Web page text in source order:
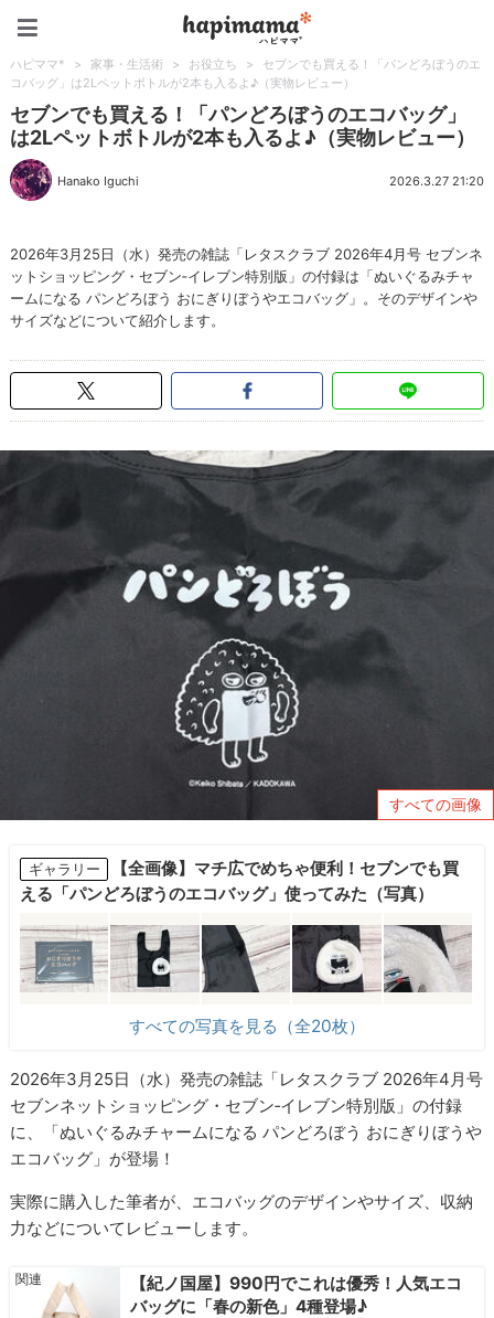
ハピママ* > 家事・生活術 > お役立ち >
セブンでも買える！「パンどろぼうのエ
コバッグ」は2Lペットボトルが2本も入るよ♪（実物レビュー）
セブンでも買える！「パンどろぼうのエコバッグ」
は2Lペットボトルが2本も入るよ♪（実物レビュー）
Hanako Iguchi 2026.3.27 21:20
2026年3月25日（水）発売の雑誌「レタスクラブ 2026年4月号 セブンネ
ットショッピング・セブン‐イレブン特別版」の付録は「ぬいぐるみチャ
ームになる パンどろぼう おにぎりぼうやエコバッグ」。そのデザインや
サイズなどについて紹介します。
すべての画像
ギャラリー
【全画像】マチ広でめちゃ便利！セブンでも買
える「パンどろぼうのエコバッグ」使ってみた（写真）
すべての写真を見る（全20枚）
2026年3月25日（水）発売の雑誌「レタスクラブ 2026年4月号
セブンネットショッピング・セブン‐イレブン特別版」の付録
に、「ぬいぐるみチャームになる パンどろぼう おにぎりぼうや
エコバッグ」が登場！
実際に購入した筆者が、エコバッグのデザインやサイズ、収納
力などについてレビューします。
【紀ノ国屋】990円でこれは優秀！人気エコ
バッグに「春の新色」4種登場♪